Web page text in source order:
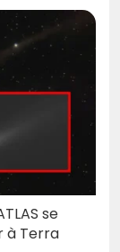
se
à Terra